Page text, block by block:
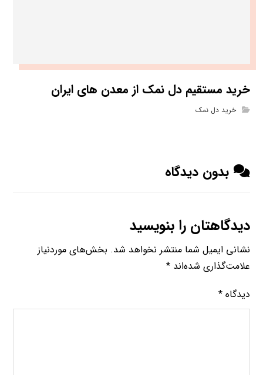
خرید مستقیم دل نمک از معدن های ایران
خرید دل نمک
بدون دیدگاه
دیدگاهتان را بنویسید
نشانی ایمیل شما منتشر نخواهد شد. بخش‌های موردنیاز
علامت‌گذاری شده‌اند*
دیدگاه*